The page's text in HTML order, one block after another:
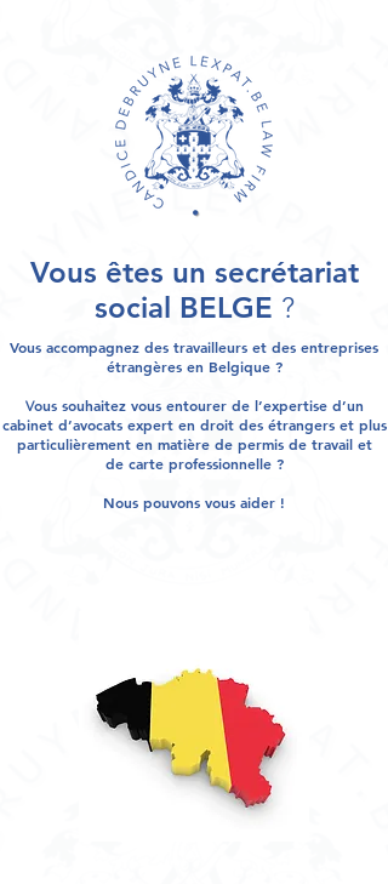
Vous êtes un secrétariat
social BELGE ?
Vous accompagnez des travailleurs et des entreprises
étrangères en Belgique ?
Vous souhaitez vous entourer de l’expertised’un
cabinet d’avocatsexpert en droit des étrangers et plus
particulièrement en matière de permis de travailet
de carte professionnelle?
Nous pouvons vous aider !